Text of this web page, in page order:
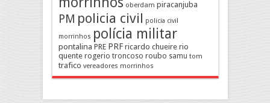
oberdam piracanjuba
PM policia civil policia civil
morrinhos polícia militar
pontalina PRE PRF ricardo chueire rio
quente rogerio troncoso roubo samu tom
trafico vereadores morrinhos